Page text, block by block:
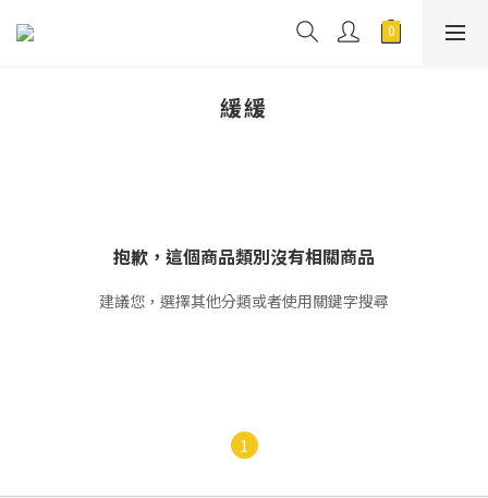
緩緩
抱歉，這個商品類別沒有相關商品
建議您，選擇其他分類或者使用關鍵字搜尋
1